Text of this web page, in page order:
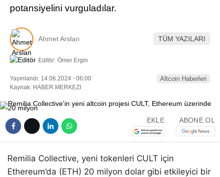
potansiyelini vurguladılar.
Ahmet Arslan TÜM YAZILARI
Editör: Ömer Ergin
Yayınlandı: 14.06.2024 - 06:00
Kaynak: HABER MERKEZI
Altcoin Haberleri
EKLE ABONE OL
Remilia Collective, yeni tokenleri CULT için
Ethereum’da (ETH) 20 milyon dolar gibi etkileyici bir